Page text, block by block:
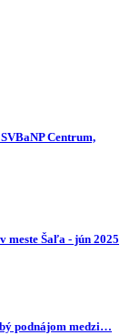
Centrum,
meste Šaľa - jún 2025
podnájom medzi…